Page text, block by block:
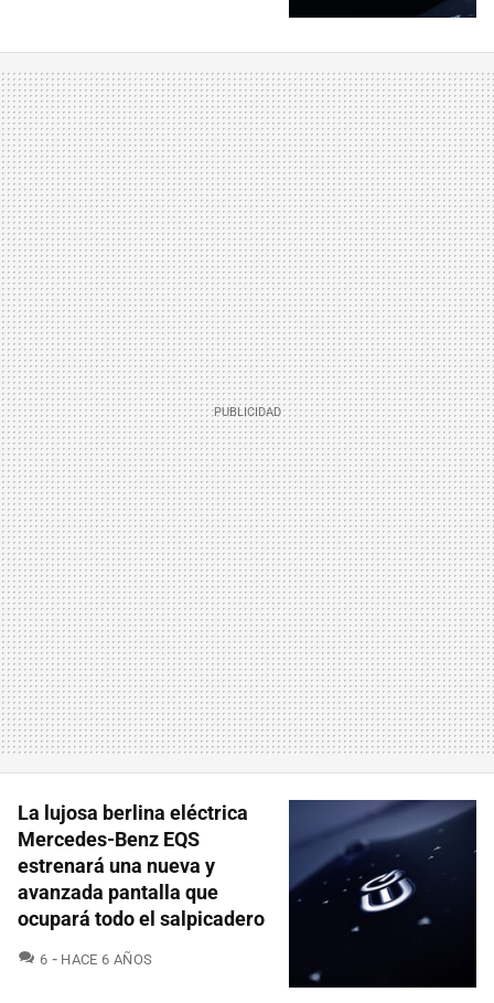
La lujosa berlina eléctrica
Mercedes-Benz EQS
estrenará una nueva y
avanzada pantalla que
ocupará todo el salpicadero
6 COMENTARIOS
HACE 6 AÑOS